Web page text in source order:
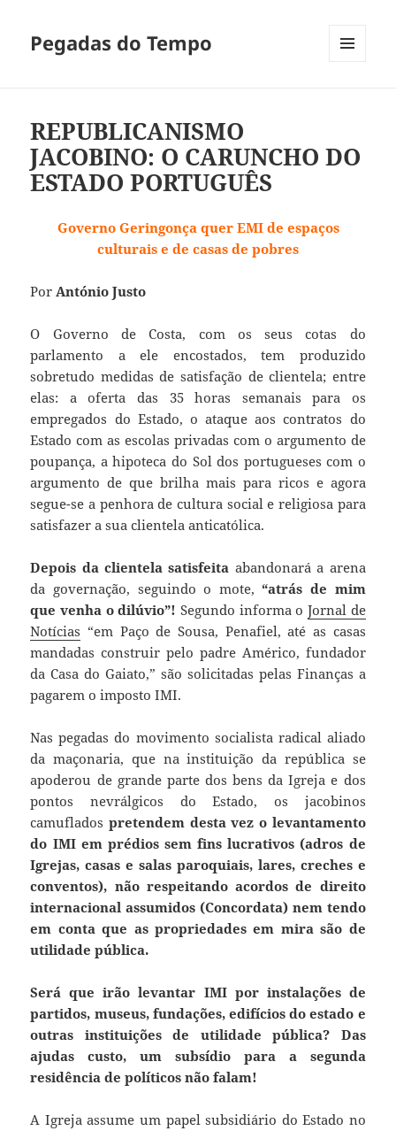
Pegadas do Tempo
REPUBLICANISMO
JACOBINO: O CARUNCHO DO
ESTADO PORTUGUÊS
Governo Geringonça quer EMI de espaços
culturais e de casas de pobres
PorAntónio Justo
O Governo de Costa, com os seus cotas do
parlamento a ele encostados, tem produzido
sobretudo medidas de satisfação de clientela; entre
elas: a oferta das 35 horas semanais para os
empregados do Estado, o ataque aos contratos do
Estado com as escolas privadas com o argumento de
poupança, a hipoteca do Sol dos portugueses com o
argumento de que brilha mais para ricos e agora
segue-se a penhora de cultura social e religiosa para
satisfazer a sua clientela anticatólica.
Depois da clientela satisfeita abandonará a arena
da governação, seguindo o mote,“atrás de mim
que venha o dilúvio”! Segundo informa o Jornal de
Notícias “em Paço de Sousa, Penafiel, até as casas
mandadas construir pelo padre Américo, fundador
da Casa do Gaiato,” são solicitadas pelas Finanças a
pagarem o imposto IMI.
Nas pegadas do movimento socialista radical aliado
da maçonaria, que na instituição da república se
apoderou de grande parte dos bens da Igreja e dos
pontos nevrálgicos do Estado, os jacobinos
camufladospretendem desta vez o levantamento
do IMI em prédios sem fins lucrativos (adros de
Igrejas, casas e salas paroquiais, lares, creches e
conventos), não respeitando acordos de direito
internacional assumidos (Concordata) nem tendo
em conta que as propriedades em mira são de
utilidade pública.
Será que irão levantar IMI por instalações de
partidos, museus, fundações, edifícios do estado e
outras instituições de utilidade pública? Das
ajudas custo, um subsídio para a segunda
residência de políticos não falam!
A Igreja assume um papel subsidiário do Estado no